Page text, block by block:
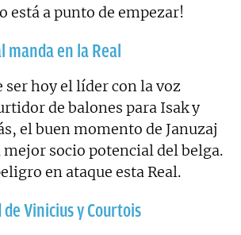
está a punto de empezar!
manda en la Real
ser hoy el líder con la voz
de balones para Isak y
el buen momento de Januzaj
mejor socio potencial del belga.
en ataque esta Real.
Vinicius y Courtois